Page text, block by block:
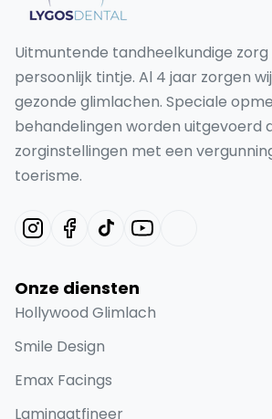
Uitmuntende tandheelkundige
persoonlijk tintje. Al 4 jaar zorgen
gezonde glimlachen. Speciale
behandelingen worden uitgevoerd
zorginstellingen met een
toerisme.
Onze diensten
Hollywood Glimlach
Smile Design
Emax Facings
Laminaatfineer